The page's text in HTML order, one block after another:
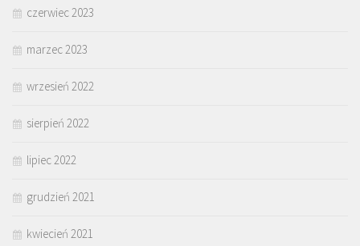
czerwiec 2023
marzec 2023
wrzesień 2022
sierpień 2022
lipiec 2022
grudzień 2021
kwiecień 2021